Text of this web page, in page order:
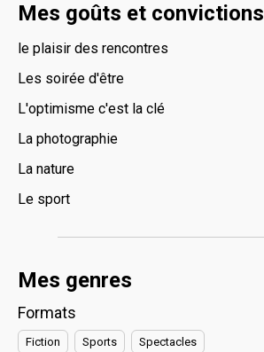
Mes goûts et convictions
le plaisir des rencontres
Les soirée d'être
L'optimisme c'est la clé
La photographie
La nature
Le sport
Mes genres
Formats
Fiction Sports Spectacles